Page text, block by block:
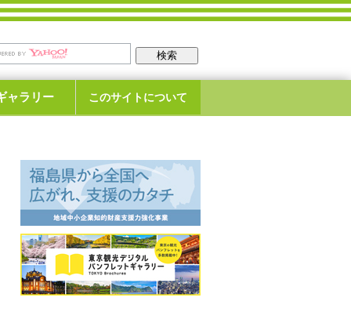
ャラリー このサイトについて